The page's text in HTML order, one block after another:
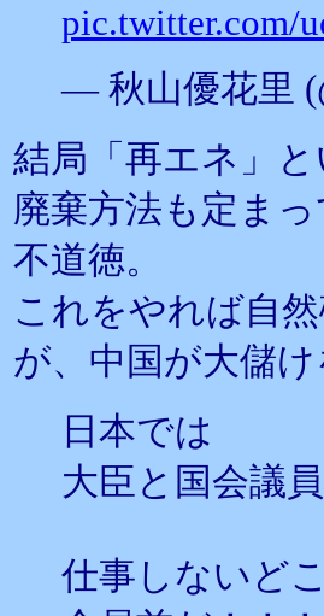
pic.twitter.com/
— 秋山優花里
結局「再エネ」
廃棄方法も定ま
不道徳。
これをやれば自
が、中国が大儲け
日本では
大臣と国会議
仕事しないど